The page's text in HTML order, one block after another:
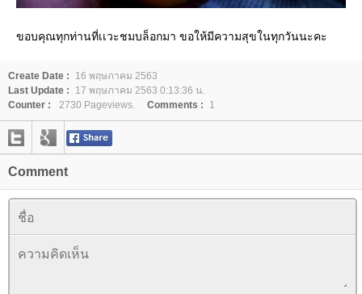
ขอบคุณทุกท่านที่เเวะชมบล็อกมา ขอให้มีความสุขในทุกวันนะคะ
Create Date :
16 พฤษภาคม 2563
Last Update :
17 พฤษภาคม 2563 0:13:36 น.
Counter :
2730 Pageviews. Comments : 1
Comment